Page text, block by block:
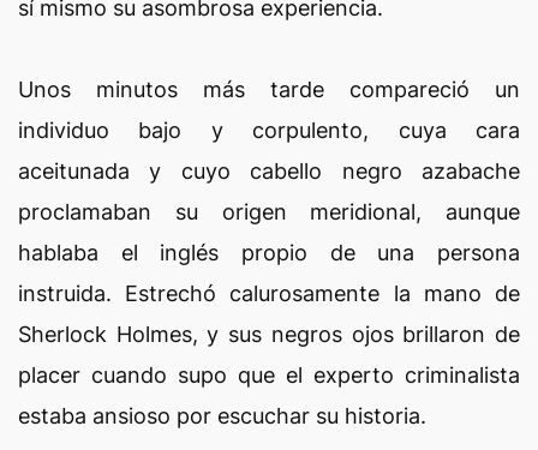
sí mismo su asombrosa experiencia.
Unos minutos más tarde compareció un
individuo bajo y corpulento, cuya cara
aceitunada y cuyo cabello negro azabache
proclamaban su origen meridional, aunque
hablaba el inglés propio de una persona
instruida. Estrechó calurosamente la mano de
Sherlock Holmes, y sus negros ojos brillaron de
placer cuando supo que el experto criminalista
estaba ansioso por escuchar su historia.